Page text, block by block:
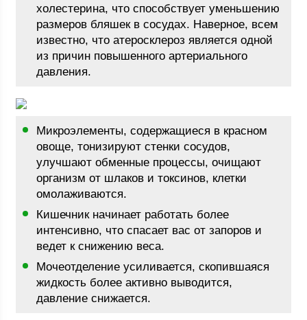
холестерина, что способствует уменьшению
размеров бляшек в сосудах. Наверное, всем
известно, что атеросклероз является одной
из причин повышенного артериального
давления.
Микроэлементы, содержащиеся в красном
овоще, тонизируют стенки сосудов,
улучшают обменные процессы, очищают
организм от шлаков и токсинов, клетки
омолаживаются.
Кишечник начинает работать более
интенсивно, что спасает вас от запоров и
ведет к снижению веса.
Мочеотделение усиливается, скопившаяся
жидкость более активно выводится,
давление снижается.